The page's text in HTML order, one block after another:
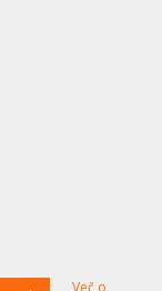
Več o